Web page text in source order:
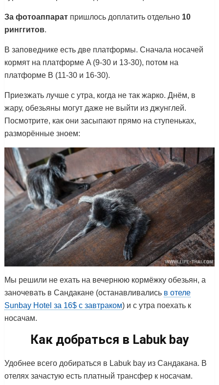
За фотоаппаратпришлось доплатить отдельно 10
ринггитов.
В заповеднике есть две платформы. Сначала носачей
кормят на платформе A (9-30 и 13-30), потом на
платформе B (11-30 и 16-30).
Приезжать лучше с утра, когда не так жарко. Днём, в
жару, обезьяны могут даже не выйти из джунглей.
Посмотрите, как они засыпают прямо на ступеньках,
разморённые зноем:
Мы решили не ехать на вечернюю кормёжку обезьян, а
заночевать в Сандакане (останавливались в отеле
Sunbay Hotel за 16$ с завтраком) и с утра поехать к
носачам.
Как добраться в Labuk bay
Удобнее всего добираться в Labuk bay из Сандакана. В
отелях зачастую есть платный трансфер к носачам.